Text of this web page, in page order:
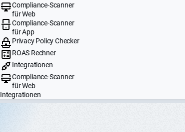
Compliance-Scanner
für Web
Compliance-Scanner
für App
Privacy Policy Checker
ROAS Rechner
Integrationen
Compliance-Scanner
für Web
Integrationen